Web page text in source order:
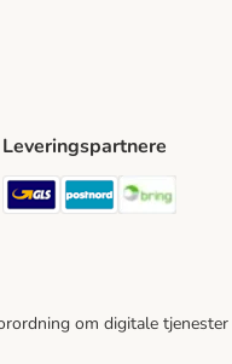
Method
Leveringspartnere
GLS Shipping Method
Postnord
om digitale tjenester